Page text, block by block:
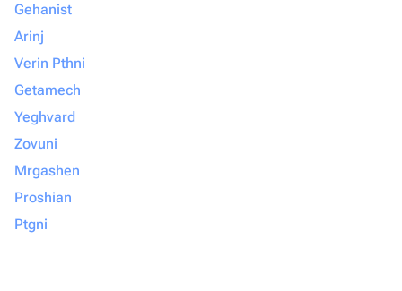
Gehanist
Arinj
Verin Pthni
Getamech
Yeghvard
Zovuni
Mrgashen
Proshian
Ptgni